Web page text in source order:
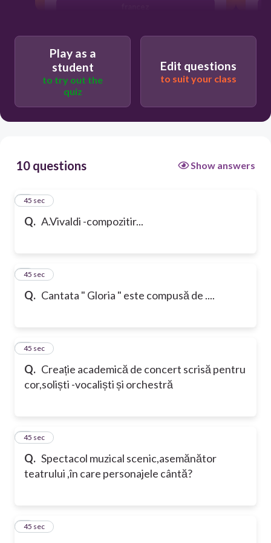
Play as a
student
to try out the
quiz
Edit questions
to suit your class
10 questions Show answers
Q. A.Vivaldi -compozitir...
1
45 sec
Q. Cantata " Gloria " este compusă de ....
2
45 sec
Q. Creație academică de concert scrisă pentru
cor,soliști -vocaliști și orchestră
3
45 sec
Q. Spectacol muzical scenic,asemănător
teatrului ,în care personajele cântă?
4
45 sec
5
45 sec